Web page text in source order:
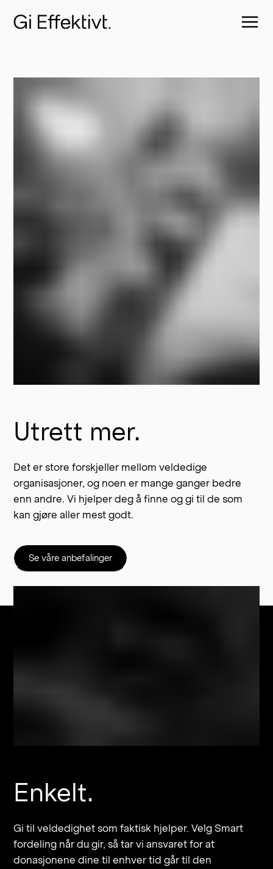
Utrett mer.
Det er store forskjeller mellom veldedige
organisasjoner, og noen er mange ganger bedre
enn andre. Vi hjelper deg å finne og gi til de som
kan gjøre aller mest godt.
Se våre anbefalinger
Enkelt.
Gi til veldedighet som faktisk hjelper. Velg Smart
fordeling når du gir, så tar vi ansvaret for at
donasjonene dine til enhver tid går til den